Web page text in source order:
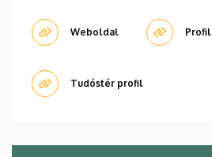
Weboldal Profil
Tudóstér profil